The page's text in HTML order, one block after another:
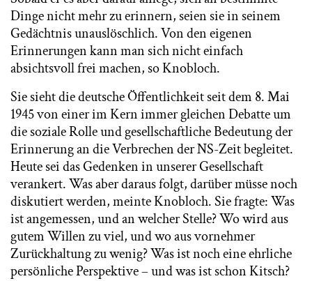
Dinge nicht mehr zu erinnern, seien sie in seinem
Gedächtnis unauslöschlich. Von den eigenen
Erinnerungen kann man sich nicht einfach
absichtsvoll frei machen, so Knobloch.
Sie sieht die deutsche Öffentlichkeit seit dem 8. Mai
1945 von einer im Kern immer gleichen Debatte um
die soziale Rolle und gesellschaftliche Bedeutung der
Erinnerung an die Verbrechen der NS-Zeit begleitet.
Heute sei das Gedenken in unserer Gesellschaft
verankert. Was aber daraus folgt, darüber müsse noch
diskutiert werden, meinte Knobloch. Sie fragte: Was
ist angemessen, und an welcher Stelle? Wo wird aus
gutem Willen zu viel, und wo aus vornehmer
Zurückhaltung zu wenig? Was ist noch eine ehrliche
persönliche Perspektive – und was ist schon Kitsch?